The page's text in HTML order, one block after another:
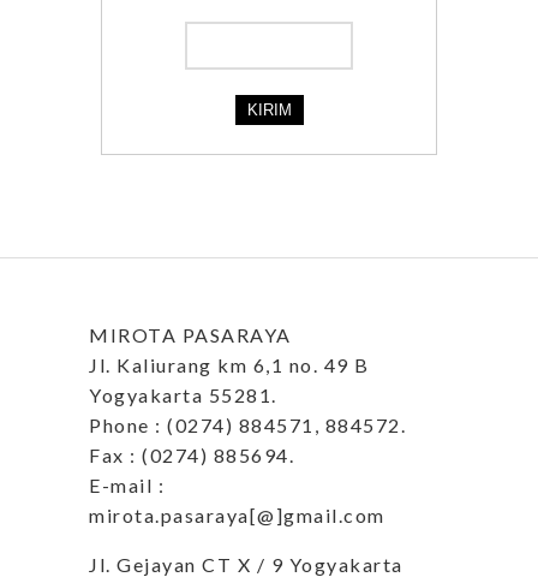
MIROTA PASARAYA
Jl. Kaliurang km 6,1 no. 49 B
Yogyakarta 55281.
Phone : (0274) 884571, 884572.
Fax : (0274) 885694.
E-mail :
mirota.pasaraya[@]gmail.com
Jl. Gejayan CT X / 9 Yogyakarta